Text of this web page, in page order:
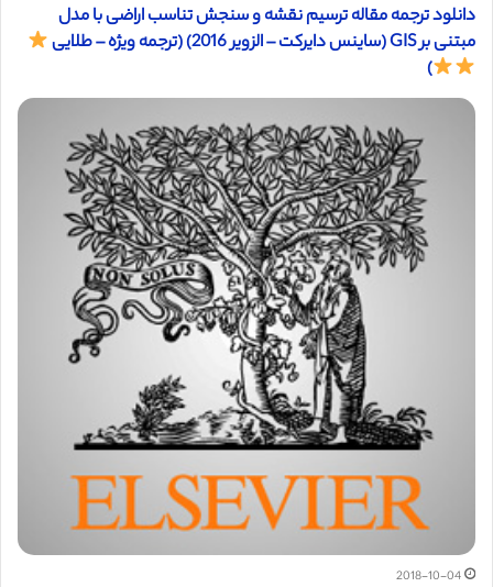
دانلود ترجمه مقاله ترسیم نقشه و سنجش تناسب اراضی با مدل
مبتنی بر GIS (ساینس دایرکت – الزویر 2016) (ترجمه ویژه – طلایی
)
2018-10-04